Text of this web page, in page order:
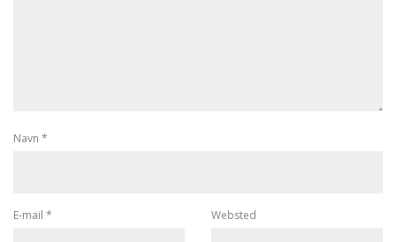
Navn *
E-mail * Websted